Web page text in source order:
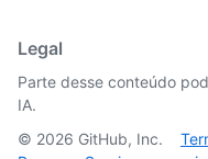
Legal
Parte desse conteúdo
IA.
© 2026 GitHub, Inc.